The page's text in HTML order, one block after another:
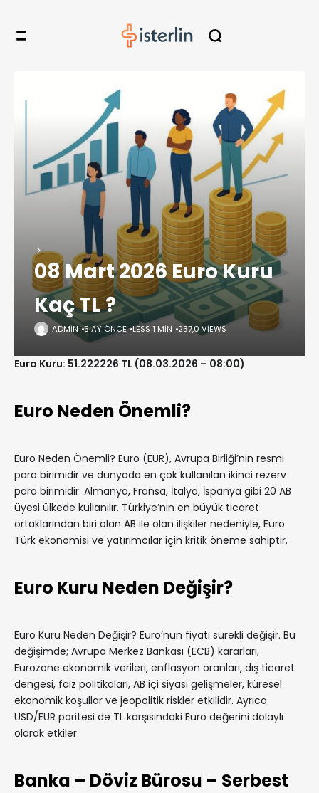
08 Mart 2026 Euro Kuru
Kaç TL ?
ADMIN 5 AY ÖNCE LESS 1 MIN 237,0 VIEWS
Euro Kuru: 51.222226 TL (08.03.2026 – 08:00)
Euro Neden Önemli?
Euro Neden Önemli? Euro (EUR), Avrupa Birliği’nin resmi
para birimidir ve dünyada en çok kullanılan ikinci rezerv
para birimidir. Almanya, Fransa, İtalya, İspanya gibi 20 AB
üyesi ülkede kullanılır. Türkiye’nin en büyük ticaret
ortaklarından biri olan AB ile olan ilişkiler nedeniyle, Euro
Türk ekonomisi ve yatırımcılar için kritik öneme sahiptir.
Euro Kuru Neden Değişir?
Euro Kuru Neden Değişir? Euro’nun fiyatı sürekli değişir. Bu
değişimde; Avrupa Merkez Bankası (ECB) kararları,
Eurozone ekonomik verileri, enflasyon oranları, dış ticaret
dengesi, faiz politikaları, AB içi siyasi gelişmeler, küresel
ekonomik koşullar ve jeopolitik riskler etkilidir. Ayrıca
USD/EUR paritesi de TL karşısındaki Euro değerini dolaylı
olarak etkiler.
Banka – Döviz Bürosu – Serbest